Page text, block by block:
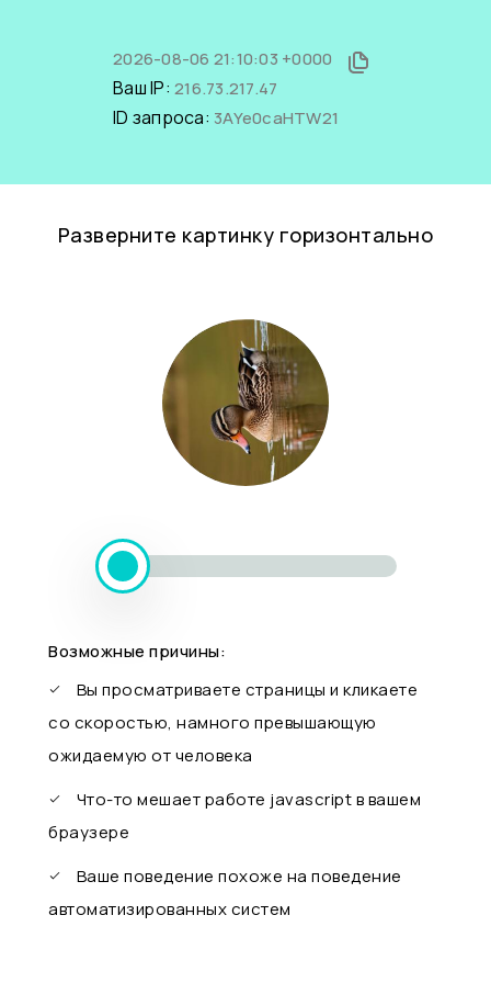
2026-08-06 21:10:03 +0000
Ваш IP: 216.73.217.47
ID запроса: 3AYe0caHTW21
Разверните картинку горизонтально
Возможные причины:
Вы просматриваете страницы и кликаете
со скоростью, намного превышающую
ожидаемую от человека
Что-то мешает работе javascript в вашем
браузере
Ваше поведение похоже на поведение
автоматизированных систем